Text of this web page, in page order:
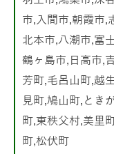
市,入間市,朝霞市,
北本市,八潮市,富
鶴ヶ島市,日高市,
芳町,毛呂山町,越
見町,鳩山町,とき
町,東秩父村,美里
町,松伏町